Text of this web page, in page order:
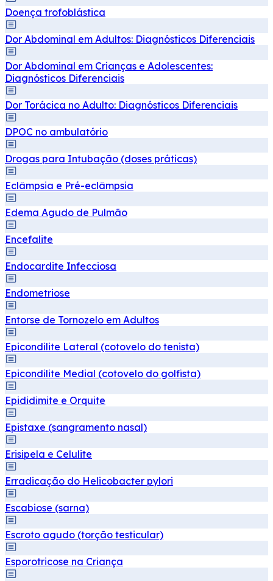
Doença trofoblástica
Dor Abdominal em Adultos: Diagnósticos Diferenciais
Dor Abdominal em Crianças e Adolescentes:
Diagnósticos Diferenciais
Dor Torácica no Adulto: Diagnósticos Diferenciais
DPOC no ambulatório
Drogas para Intubação (doses práticas)
Eclâmpsia e Pré-eclâmpsia
Edema Agudo de Pulmão
Encefalite
Endocardite Infecciosa
Endometriose
Entorse de Tornozelo em Adultos
Epicondilite Lateral (cotovelo do tenista)
Epicondilite Medial (cotovelo do golfista)
Epididimite e Orquite
Epistaxe (sangramento nasal)
Erisipela e Celulite
Erradicação do Helicobacter pylori
Escabiose (sarna)
Escroto agudo (torção testicular)
Esporotricose na Criança